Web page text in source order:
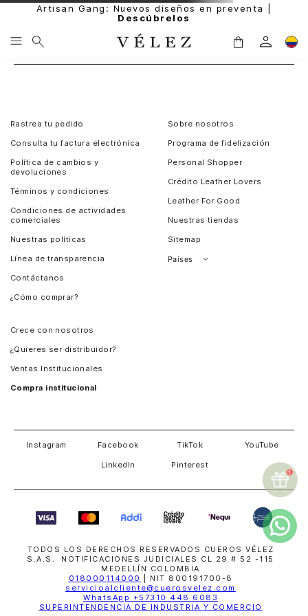
Artisan Gang: Nuevos diseños en preventa |
Descúbrelos
Rastrea tu pedido
Consulta tu factura electrónica
Política de cambios y
devoluciones
Términos y condiciones
Condiciones de actividades
comerciales
Nuestras políticas
Línea de transparencia
Contáctanos
¿Cómo comprar?
Sobre nosotros
Programa de fidelización
Personal Shopper
Crédito Leather Lovers
Leather For Good
Nuestras tiendas
Sitemap
Países
Crece con nosotros
¿Quieres ser distribuidor?
Ventas Institucionales
Compra institucional
Instagram Facebook TikTok YouTube
LinkedIn Pinterest
TODOS LOS DERECHOS RESERVADOS CUEROS VÉLEZ
S.A.S. NOTIFICACIONES JUDICIALES CL 29 # 52 -115
MEDELLÍN COLOMBIA
018000114000
| NIT 800191700-8
servicioalcliente@cuerosvelez.com
WhatsApp +57310 448 6083
SUPERINTENDENCIA DE INDUSTRIA Y COMERCIO